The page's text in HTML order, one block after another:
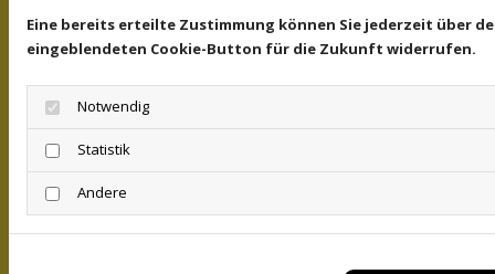
Mit Klick auf den Button werden Sie zu unserem
Bestellsystem weitergeleitet
Eine bereits erteilte Zustimmung können Sie jederzeit über
eingeblendeten Cookie-Button für die Zukunft widerrufen.
Notwendig
Statistik
Andere